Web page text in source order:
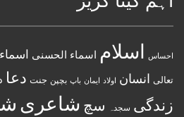
احساس اسلام اسماء الحسنى
تعالی انسان اولاد ایمان باپ بچپن جنت دعا
زندگی سجدہ سچ شاعری